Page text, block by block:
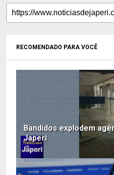
RECOMENDADO PARA VOCÊ
Bandidos explodem
Japeri